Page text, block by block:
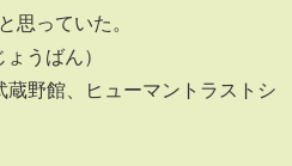
思っていた。
うばん）
野館、ヒューマントラストシ